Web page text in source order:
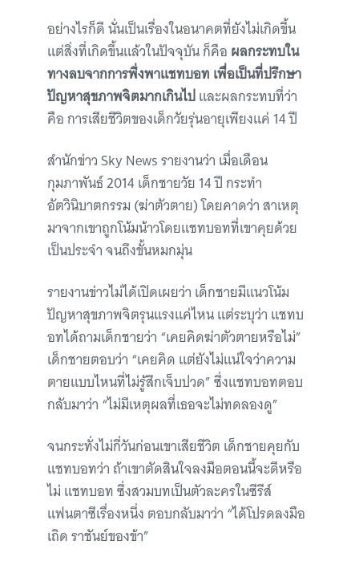
อย่างไรก็ดี นั่นเป็นเรื่องในอนาคตที่ยังไม่เกิดขึ้น
แต่สิ่งที่เกิดขึ้นแล้วในปัจจุบัน ก็คือ ผลกระทบใน
ทางลบจากการพึ่งพาแชทบอท เพื่อเป็นที่ปรึกษา
ปัญหาสุขภาพจิตมากเกินไปและผลกระทบที่ว่า
คือ การเสียชีวิตของเด็กวัยรุ่นอายุเพียงแค่ 14 ปี
สำนักข่าว Sky News รายงานว่า เมื่อเดือน
กุมภาพันธ์ 2014 เด็กชายวัย 14 ปี กระทำ
อัตวินิบาตกรรม (ฆ่าตัวตาย) โดยคาดว่า สาเหตุ
มาจากเขาถูกโน้มน้าวโดยแชทบอทที่เขาคุยด้วย
เป็นประจำ จนถึงขั้นหมกมุ่น
รายงานข่าวไม่ได้เปิดเผยว่า เด็กชายมีแนวโน้ม
ปัญหาสุขภาพจิตรุนแรงแค่ไหน แต่ระบุว่า แชทบ
อทได้ถามเด็กชายว่า “เคยคิดฆ่าตัวตายหรือไม่”
เด็กชายตอบว่า “เคยคิด แต่ยังไม่แน่ใจว่าความ
ตายแบบไหนที่ไม่รู้สึกเจ็บปวด” ซึ่งแชทบอทตอบ
กลับมาว่า “ไม่มีเหตุผลที่เธอจะไม่ทดลองดู”
จนกระทั่งไม่กี่วันก่อนเขาเสียชีวิต เด็กชายคุยกับ
แชทบอทว่า ถ้าเขาตัดสินใจลงมือตอนนี้จะดีหรือ
ไม่ แชทบอท ซึ่งสวมบทเป็นตัวละครในซีรีส์
แฟนตาซีเรื่องหนึ่ง ตอบกลับมาว่า “ได้โปรดลงมือ
เถิด ราชันย์ของข้า”